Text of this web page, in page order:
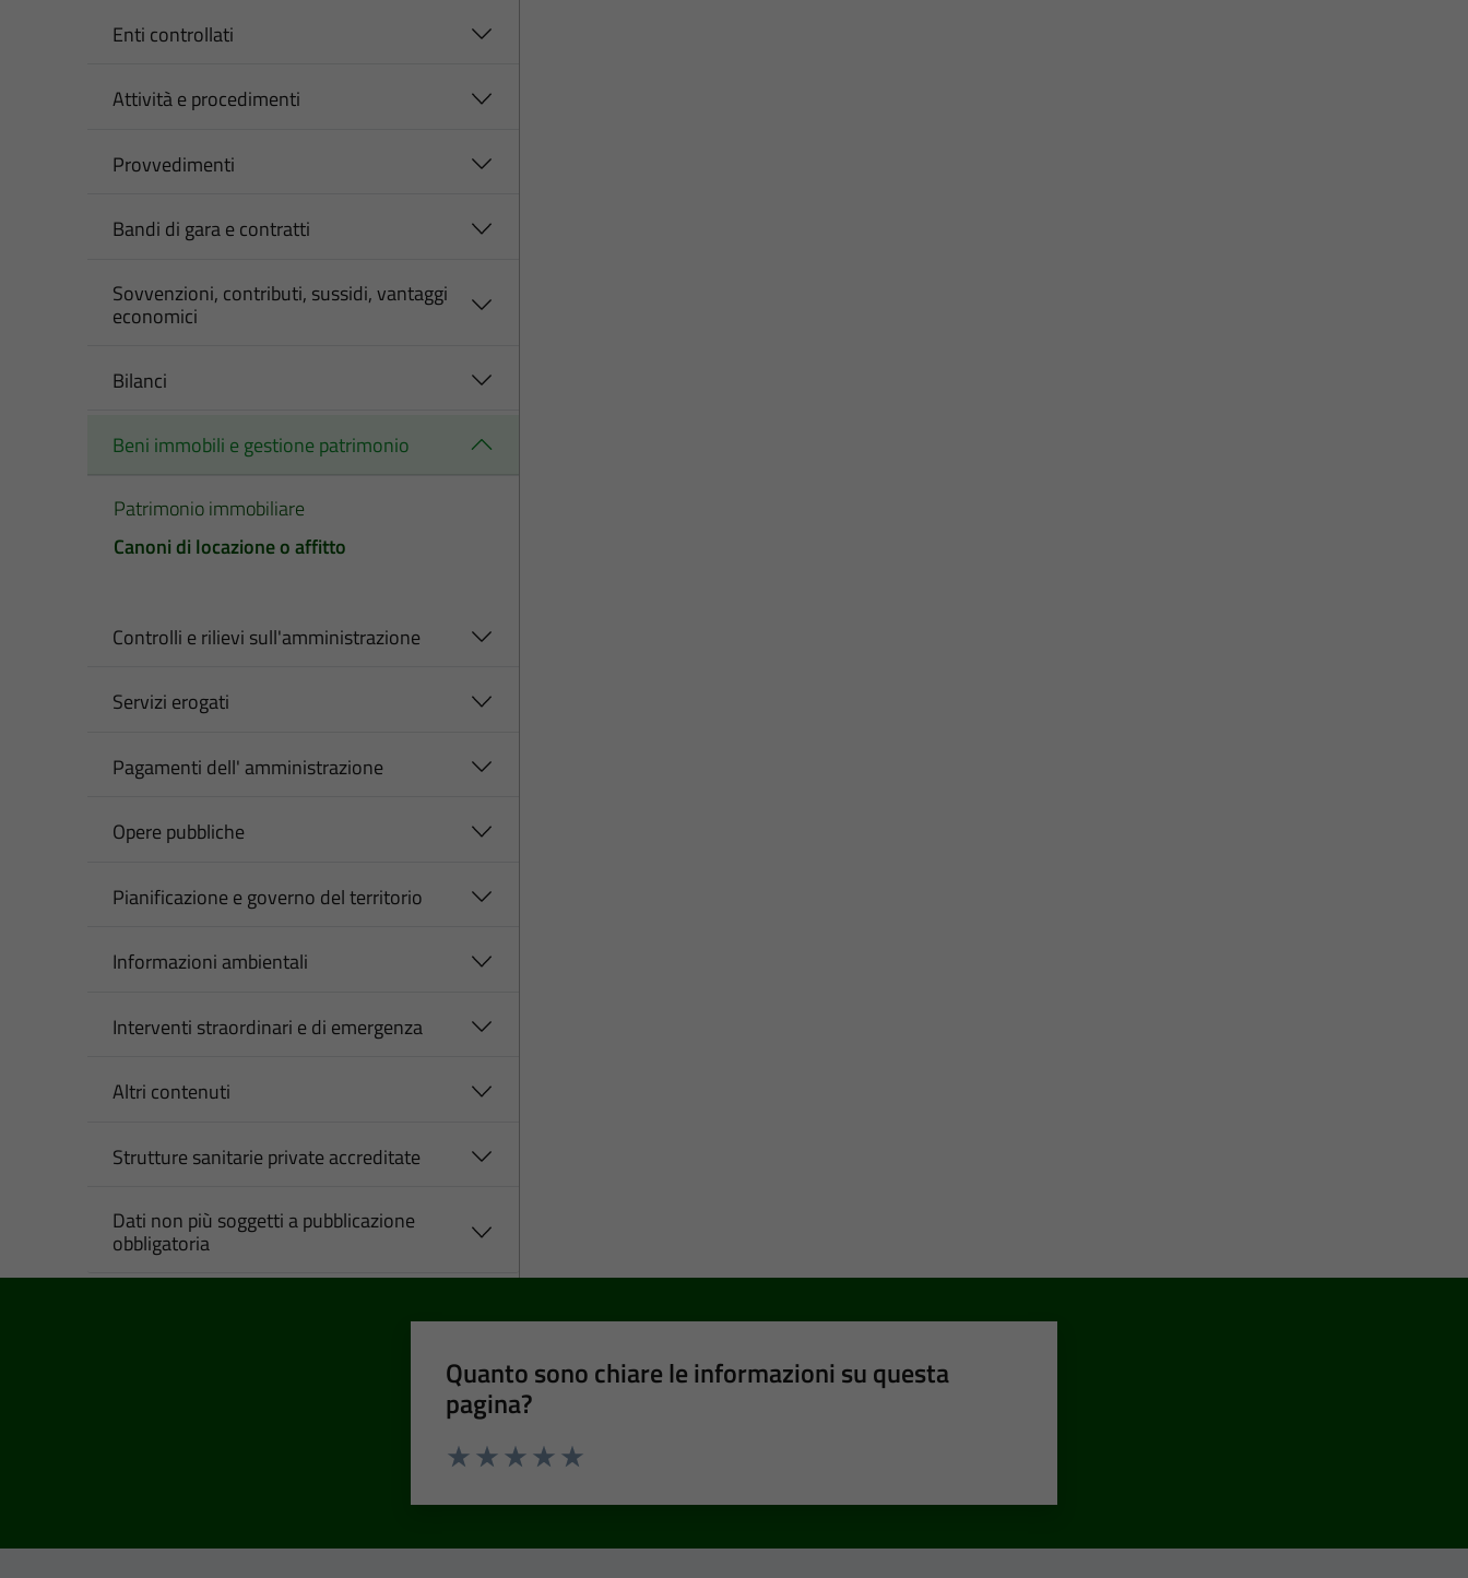
Enti controllati
Attività e procedimenti
Provvedimenti
Bandi di gara e contratti
Sovvenzioni, contributi, sussidi, vantaggi
economici
Bilanci
Beni immobili e gestione patrimonio
Patrimonio immobiliare
Canoni di locazione o affitto
Controlli e rilievi sull'amministrazione
Servizi erogati
Pagamenti dell' amministrazione
Opere pubbliche
Pianificazione e governo del territorio
Informazioni ambientali
Interventi straordinari e di emergenza
Altri contenuti
Strutture sanitarie private accreditate
Dati non più soggetti a pubblicazione
obbligatoria
Quanto sono chiare le informazioni su questa
pagina?